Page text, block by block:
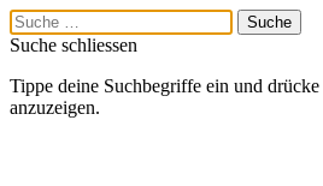
Suche schliessen
Tippe deine Suchbegriffe ein und
anzuzeigen.